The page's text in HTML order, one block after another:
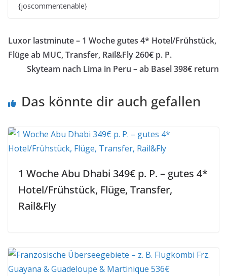
{joscommentenable}
Luxor lastminute – 1 Woche gutes 4* Hotel/Frühstück,
Flüge ab MUC, Transfer, Rail&Fly 260€ p. P.
Skyteam nach Lima in Peru – ab Basel 398€ return
Das könnte dir auch gefallen
1 Woche Abu Dhabi 349€ p. P. – gutes 4*
Hotel/Frühstück, Flüge, Transfer,
Rail&Fly